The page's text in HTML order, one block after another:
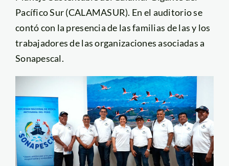
Pacífico Sur (CALAMASUR). En el auditorio se
contó con la presencia de las familias de las y los
trabajadores de las organizaciones asociadas a
Sonapescal.